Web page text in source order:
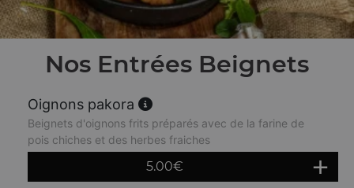
Nos Entrées Beignets
Oignons pakora
Beignets d'oignons frits préparés avec de la farine de
pois chiches et des herbes fraiches
5.00€